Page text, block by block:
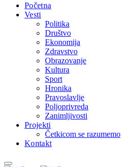
Početna
Vesti
Politika
Društvo
Ekonomija
Zdravstvo
Obrazovanje
Kultura
Sport
Hronika
Pravoslavlje
Poljoprivreda
Zanimljivosti
Projekti
Četkicom se razumemo
Kontakt